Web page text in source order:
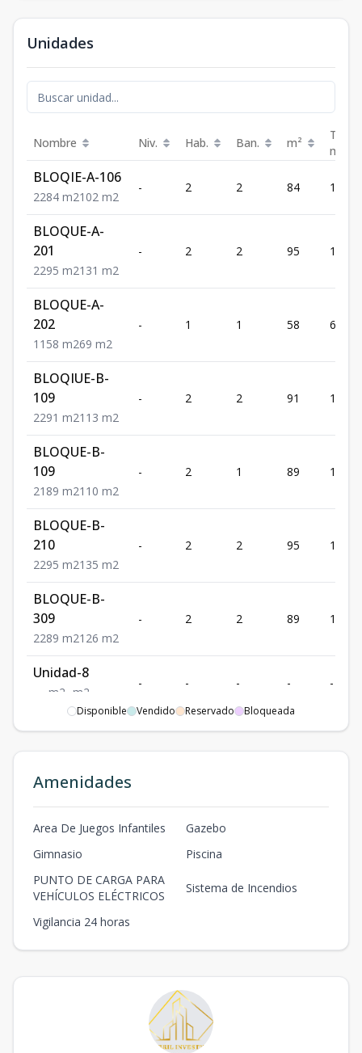
Unidades
Nombre Niv. Hab. Ban. m²
m²
BLOQIE-A-106
2284 m2102 m2
- 2 2 84 102
BLOQUE-A-
201
2295 m2131 m2
- 2 2 95 131
BLOQUE-A-
202
1 1 58 m269 m2
- 1 1 58 69
BLOQIUE-B-
109
2291 m2113 m2
- 2 2 91 113
BLOQUE-B-
109
21 89 m2110 m2
- 2 1 89 110
BLOQUE-B-
210
2295 m2135 m2
- 2 2 95 135
BLOQUE-B-
309
2289 m2126 m2
- 2 2 89 126
Unidad-8
m2 m2
- - - - -
BLOQUE-A-
Disponible Vendido Reservado Bloqueada
Amenidades
Area De Juegos Infantiles
Gazebo
Gimnasio
Piscina
PUNTO DE CARGA PARA
VEHÍCULOS ELÉCTRICOS
Sistema de Incendios
Vigilancia 24 horas